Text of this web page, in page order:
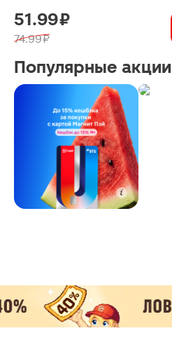
51.99 ₽
74.99 ₽
Популярные акции